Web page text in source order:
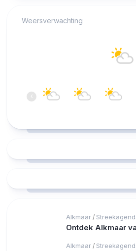
Weersverwachting
‹
Alkmaar /
Ontdek Alkmaar
Alkmaar /